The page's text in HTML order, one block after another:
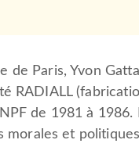
de Paris, Yvon
RADIALL
de 1981 à 1986.
morales et